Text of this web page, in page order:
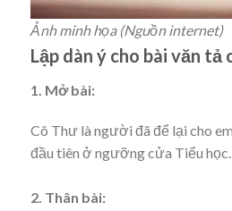
Ảnh minh họa (Nguồn internet)
Lập dàn ý cho bài văn tả
1. Mở bài:
Cô Thư là người đã để lại cho
đầu tiên ở ngưỡng cửa Tiểu học.
2. Thân bài: